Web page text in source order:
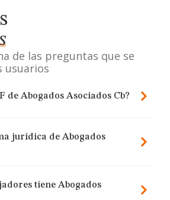
de las preguntas que se
usuarios
de Abogados Asociados Cb?
jurídica de Abogados
tiene Abogados